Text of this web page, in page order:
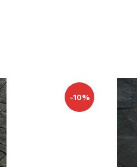
-10%